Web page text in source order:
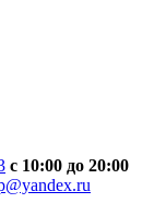
с 10:00 до 20:00